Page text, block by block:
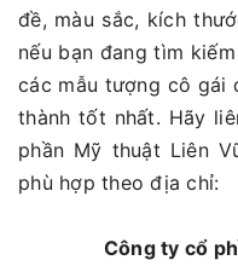
đề, màu sắc, kích
nếu bạn đang tìm
các mẫu tượng cô gái
thành tốt nhất. Hãy
phần Mỹ thuật Liên
phù hợp theo địa chỉ:
Công ty cổ